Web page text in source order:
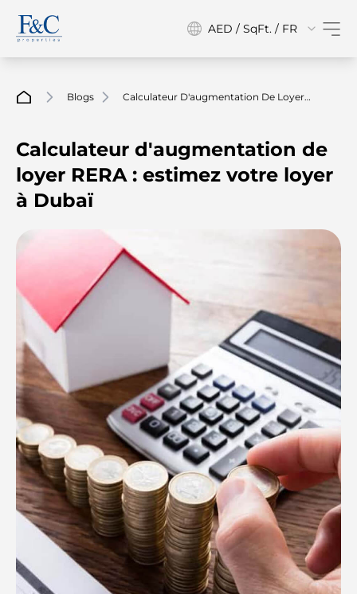
AED / SqFt. / FR
Blogs
Calculateur D'augmentation De Loyer
Calculateur d'augmentation de
loyer RERA : estimez votre loyer
à Dubaï